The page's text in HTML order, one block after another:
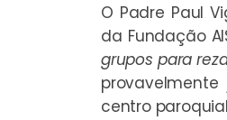
O Padre Paul
da Fundação
grupos para
centro